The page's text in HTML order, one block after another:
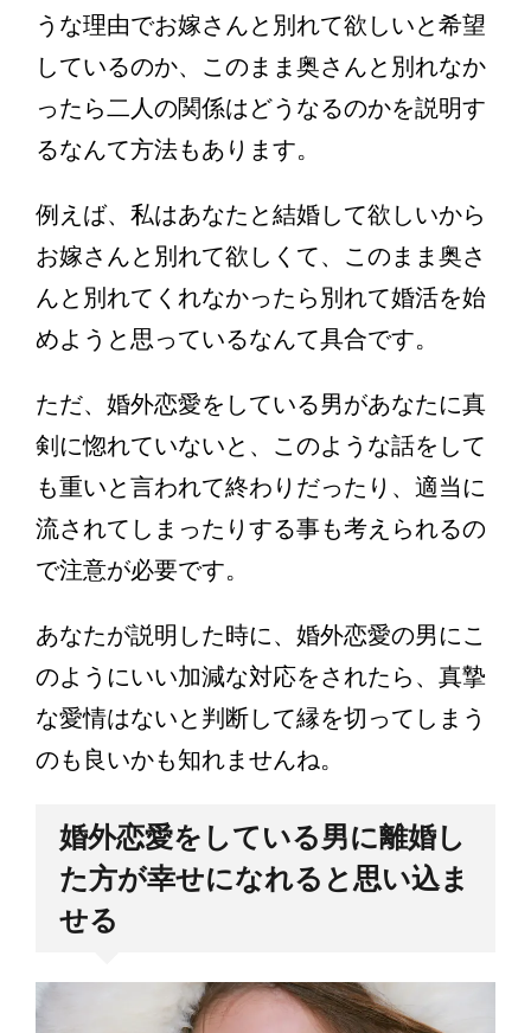
うな理由でお嫁さんと別れて欲しいと希望
しているのか、このまま奥さんと別れなか
ったら二人の関係はどうなるのかを説明す
るなんて方法もあります。
例えば、私はあなたと結婚して欲しいから
お嫁さんと別れて欲しくて、このまま奥さ
んと別れてくれなかったら別れて婚活を始
めようと思っているなんて具合です。
ただ、婚外恋愛をしている男があなたに真
剣に惚れていないと、このような話をして
も重いと言われて終わりだったり、適当に
流されてしまったりする事も考えられるの
で注意が必要です。
あなたが説明した時に、婚外恋愛の男にこ
のようにいい加減な対応をされたら、真摯
な愛情はないと判断して縁を切ってしまう
のも良いかも知れませんね。
婚外恋愛をしている男に離婚し
た方が幸せになれると思い込ま
せる